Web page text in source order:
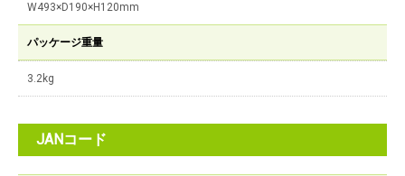
W493×D190×H120mm
パッケージ重量
3.2kg
JANコード